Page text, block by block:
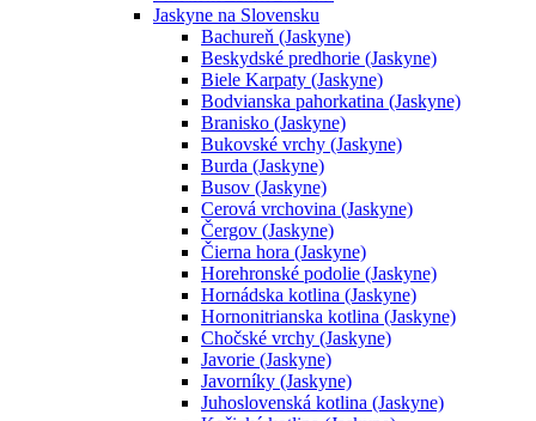
Jaskyne na Slovensku
Bachureň (Jaskyne)
Beskydské predhorie (Jaskyne)
Biele Karpaty (Jaskyne)
Bodvianska pahorkatina (Jaskyne)
Branisko (Jaskyne)
Bukovské vrchy (Jaskyne)
Burda (Jaskyne)
Busov (Jaskyne)
Cerová vrchovina (Jaskyne)
Čergov (Jaskyne)
Čierna hora (Jaskyne)
Horehronské podolie (Jaskyne)
Hornádska kotlina (Jaskyne)
Hornonitrianska kotlina (Jaskyne)
Chočské vrchy (Jaskyne)
Javorie (Jaskyne)
Javorníky (Jaskyne)
Juhoslovenská kotlina (Jaskyne)